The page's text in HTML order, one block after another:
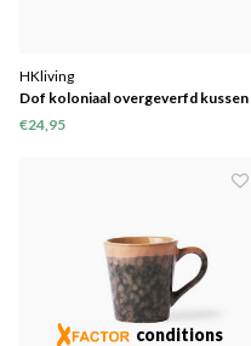
HKliving
Dof koloniaal overgeverfd kussen
overtrek Creme/ Yellow (50x50)
€24,95
conditions